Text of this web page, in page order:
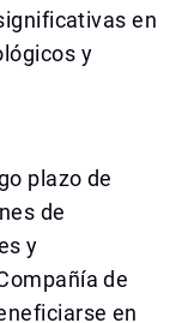
en
y
plazo de
de
y
de
en